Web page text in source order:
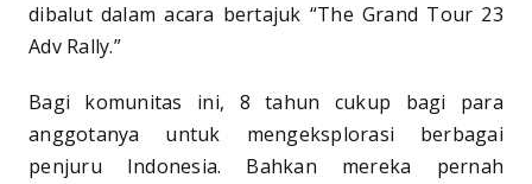
dibalut dalam acara bertajuk “The Grand Tour 23
Adv Rally.”
Bagi komunitas ini, 8 tahun cukup bagi para
anggotanya untuk mengeksplorasi berbagai
penjuru Indonesia. Bahkan mereka pernah